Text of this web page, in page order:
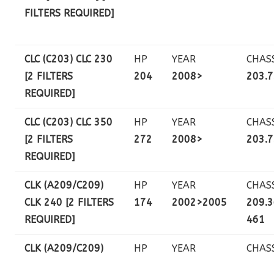
FILTERS REQUIRED]
CLC (C203) CLC 230
[2 FILTERS
REQUIRED]
HP
204
YEAR
2008>
CLC (C203) CLC 350
[2 FILTERS
REQUIRED]
HP
272
YEAR
2008>
CLK (A209/C209)
CLK 240 [2 FILTERS
REQUIRED]
HP
174
YEAR
2002>2005
461
CLK (A209/C209)
HP
YEAR